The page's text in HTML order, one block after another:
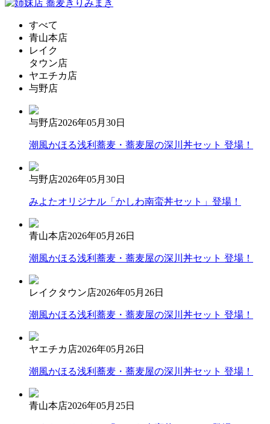
すべて
青山本店
レイク
タウン店
ヤエチカ店
与野店
与野店2026年05月30日
潮風かほる浅利蕎麦・蕎麦屋の深川丼セット 登場！
与野店2026年05月30日
みよたオリジナル「かしわ南蛮丼セット」登場！
青山本店2026年05月26日
潮風かほる浅利蕎麦・蕎麦屋の深川丼セット 登場！
レイクタウン店2026年05月26日
潮風かほる浅利蕎麦・蕎麦屋の深川丼セット 登場！
ヤエチカ店2026年05月26日
潮風かほる浅利蕎麦・蕎麦屋の深川丼セット 登場！
青山本店2026年05月25日